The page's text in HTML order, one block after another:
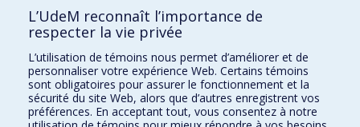
BESOIN D'AIDE?
Plan du site
Signaler une erreur
Accessibilité
FACULTÉ DES ARTS ET DES SCIENCES
L’UdeM reconnaît l’importance de
respecter la vie privée
L’utilisation de témoins nous permet d’améliorer et de
personnaliser votre expérience Web. Certains témoins
sont obligatoires pour assurer le fonctionnement et la
sécurité du site Web, alors que d’autres enregistrent vos
préférences. En acceptant tout, vous consentez à notre